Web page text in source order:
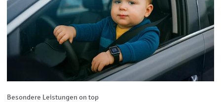
Besondere Leistungen on top